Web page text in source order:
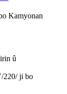
Kamyonan